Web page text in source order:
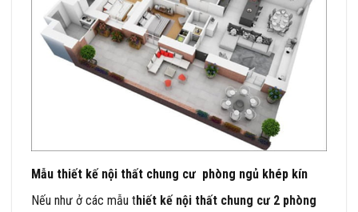
Mẫu thiết kế nội thất chung cư phòng ngủ khép kín
Nếu như ở các mẫu thiết kế nội thất chung cư 2 phòng